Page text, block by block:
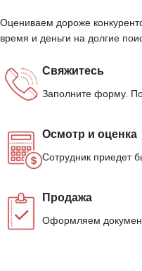
Оцениваем дороже
время и деньги на долгие
Свяжитесь
Заполните форму.
Осмотр и оценка
Сотрудник приедет
Продажа
Оформляем